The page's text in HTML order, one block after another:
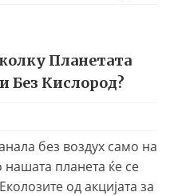
Планетата
Без Кислород?
без воздух само на
нашата планета ќе се
од акцијата за